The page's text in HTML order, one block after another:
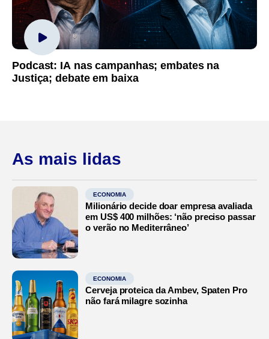
Podcast: IA nas campanhas; embates na
Justiça; debate em baixa
As mais lidas
ECONOMIA
Milionário decide doar empresa avaliada
em US$ 400 milhões: ‘não preciso passar
o verão no Mediterrâneo’
ECONOMIA
Cerveja proteica da Ambev, Spaten Pro
não fará milagre sozinha